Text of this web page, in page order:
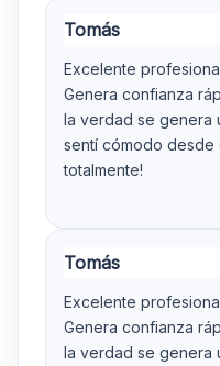
Tomás
Excelente
Genera confianza
la verdad se genera
sentí cómodo desde
totalmente!
Tomás
Excelente
Genera confianza
la verdad se genera